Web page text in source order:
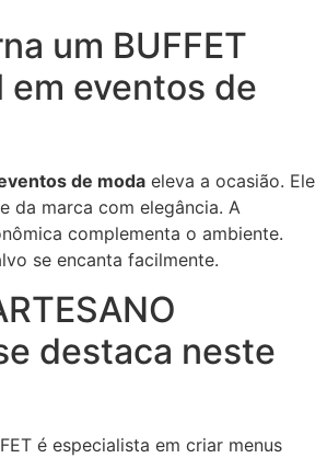
um BUFFET
em eventos de
de moda eleva a ocasião. Ele
da marca com elegância. A
complementa o ambiente.
se encanta facilmente.
destaca neste
é especialista em criar menus